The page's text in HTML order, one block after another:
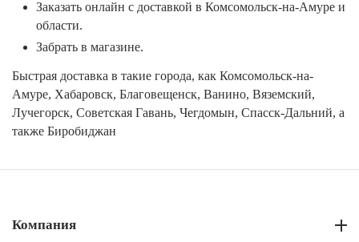
Заказать онлайн с доставкой в Комсомольск-на-Амуре и
области.
Забрать в магазине.
Быстрая доставка в такие города, как Комсомольск-на-
Амуре, Хабаровск, Благовещенск, Ванино, Вяземский,
Лучегорск, Советская Гавань, Чегдомын, Спасск-Дальний, а
также Биробиджан
Компания